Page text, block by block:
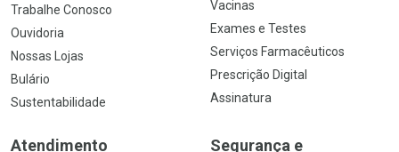
Trabalhe Conosco
Ouvidoria
Nossas Lojas
Bulário
Sustentabilidade
Vacinas
Exames e Testes
Serviços Farmacêuticos
Prescrição Digital
Assinatura
Atendimento
Segurança e